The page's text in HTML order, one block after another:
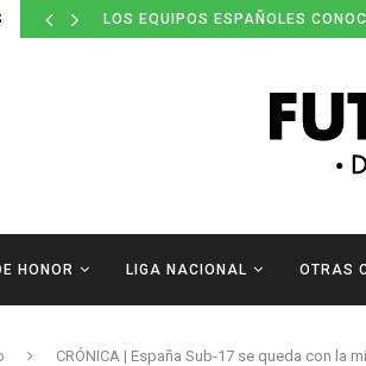
LOS EQUIPOS ESPAÑOLES
HONOR LIGA NACIONAL OTRAS
CRÓNICA | España Sub-17 se queda con la